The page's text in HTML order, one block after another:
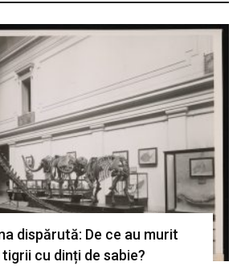
dispărută: De ce au murit
cu dinți de sabie?